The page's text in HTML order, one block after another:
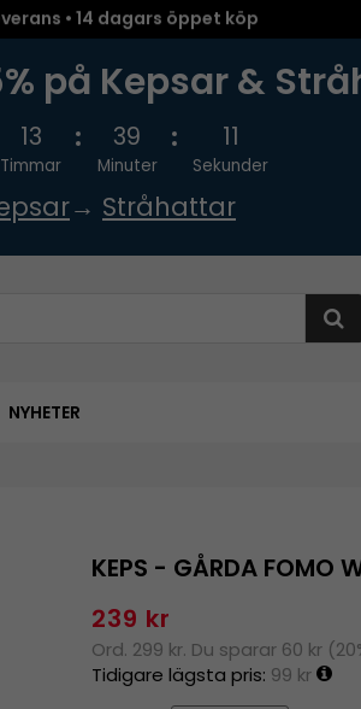
• 14 dagars öppet köp
på Kepsar &
13
Timmar
39
Minuter
10
Sekunder
→ Stråhattar
NYHETER
KEPS - GÅRDA FOMO
239 kr
Ord. 299 kr. Du sparar 60 kr
Tidigare lägsta pris: 99 kr